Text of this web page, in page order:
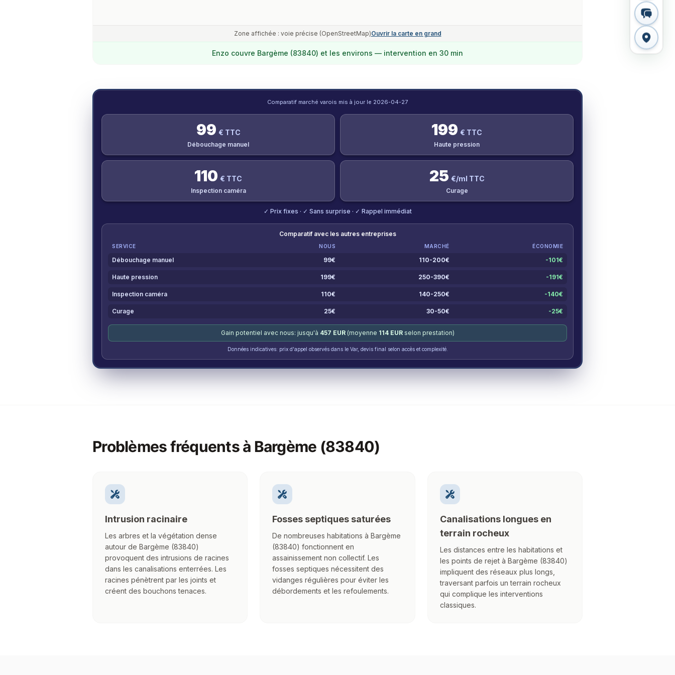
Zone affichée : voie précise (OpenStreetMap)Ouvrir la carte en grand
Enzo couvre Bargème (83840) et les environs — intervention en 30 min
Comparatif marché varois mis à jour le 2026-04-27
99 € TTC
Débouchage manuel
199 € TTC
Haute pression
110 € TTC
Inspection caméra
25 €/ml TTC
Curage
✓ Prix fixes · ✓ Sans surprise · ✓ Rappel immédiat
Comparatif avec les autres entreprises
SERVICE NOUS MARCHÉ ÉCONOMIE
Débouchage manuel 99€ 110-200€ -101€
Haute pression 199€ 250-390€ -191€
Inspection caméra 110€ 140-250€ -140€
Curage 25€ 30-50€ -25€
Gain potentiel avec nous: jusqu'à 457 EUR(moyenne 114EURselon prestation)
Données indicatives: prix d'appel observés dans le Var, devis final selon accès et complexité.
Problèmes fréquents à Bargème (83840)
Intrusion racinaire
Les arbres et la végétation dense
autour de Bargème (83840)
provoquent des intrusions de racines
dans les canalisations enterrées. Les
racines pénètrent par les joints et
créent des bouchons tenaces.
Fosses septiques saturées
De nombreuses habitations à Bargème
(83840) fonctionnent en
assainissement non collectif. Les
fosses septiques nécessitent des
vidanges régulières pour éviter les
débordements et les refoulements.
Canalisations longues en
terrain rocheux
Les distances entre les habitations et
les points de rejet à Bargème (83840)
impliquent des réseaux plus longs,
traversant parfois un terrain rocheux
qui complique les interventions
classiques.